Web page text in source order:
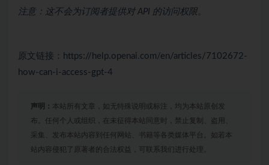
注意：这不会为订阅者提供对 API 的访问权限。
原文链接：https://help.openai.com/en/articles/7102672-
how-can-i-access-gpt-4
声明： 本站所有文章，如无特殊说明或标注，均为本站原创发
布。任何个人或组织，在未征得本站同意时，禁止复制、盗用、
采集、发布本站内容到任何网站、书籍等各类媒体平台。如若本
站内容侵犯了原著者的合法权益，可联系我们进行处理。